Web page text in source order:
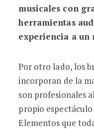
musicales con
herramientas
experiencia a un
Por otro lado, los
incorporan de la
son profesionales
propio
Elementos que